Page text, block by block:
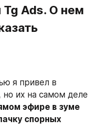
Tg Ads. О нем
я привел в
но их на самом деле
эфире в зуме
спорных